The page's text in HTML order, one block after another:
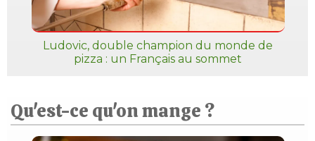
Ludovic, double champion du monde de
pizza : un Français au sommet
Qu'est-ce qu'on mange ?